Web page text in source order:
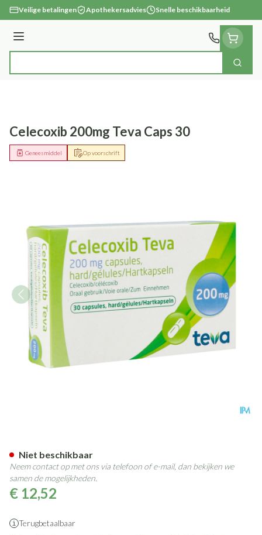
Ga naar de inhoud
Veilige betalingen Apothekersadvies Snelle beschikbaarheid
Menu
Zoek
Celecoxib 200mg Teva Caps 30
Op voorschrift
Geneesmiddel
€ 12,52
Terugbetaalbaar
Niet beschikbaar
Neem contact op met ons via telefoon of e-mail, dan bekijken we
samen de mogelijkheden.